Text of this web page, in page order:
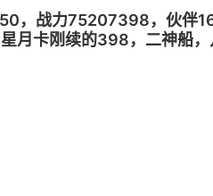
，战力75207398，伙伴
月卡刚续的398，二神船